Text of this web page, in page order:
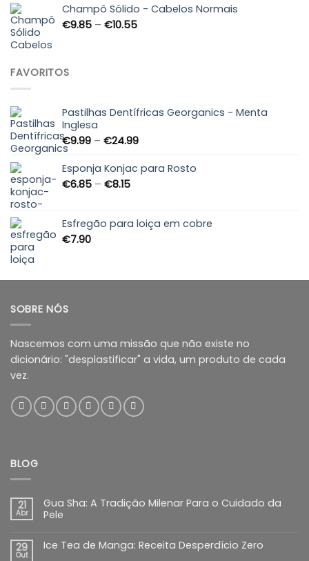
through
Champô Sólido - Cabelos Normais
€9.85 – €10.55Price
FAVORITOS
Pastilhas Dentífricas Georganics - Menta
Inglesa
€9.99 – €24.99Price
€9.99
Esponja Konjac para Rosto
€6.85 – €8.15Price
through
Esfregão para loiça em cobre
€7.90
SOBRE NÓS
Nascemos com uma missão que não existe no
dicionário: "desplastificar" a vida, um produto de cada
vez.
BLOG
21
Abr
Gua Sha: A Tradição Milenar Para o Cuidado da
Pele
29
Out
Ice Tea de Manga: Receita Desperdício Zero